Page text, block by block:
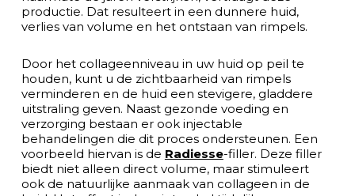
productie. Dat resulteert in een dunnere huid,
verlies van volume en het ontstaan van rimpels.
Door het collageenniveau in uw huid op peil te
houden, kunt u de zichtbaarheid van rimpels
verminderen en de huid een stevigere, gladdere
uitstraling geven. Naast gezonde voeding en
verzorging bestaan er ook injectable
behandelingen die dit proces ondersteunen. Een
voorbeeld hiervan is de Radiesse-filler. Deze filler
biedt niet alleen direct volume, maar stimuleert
ook de natuurlijke aanmaak van collageen in de